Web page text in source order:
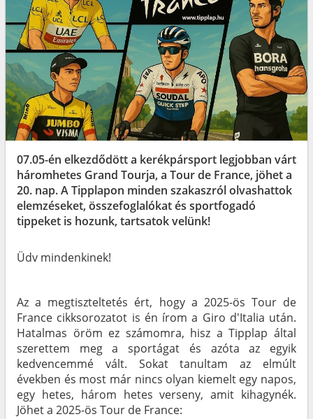
07.05-én elkezdődött a kerékpársport legjobban várt
háromhetes Grand Tourja, a Tour de France, jöhet a
20. nap. A Tipplapon minden szakaszról olvashattok
elemzéseket, összefoglalókat és sportfogadó
tippeket is hozunk, tartsatok velünk!
Üdv mindenkinek!
Az a megtiszteltetés ért, hogy a 2025-ös Tour de
France cikksorozatot is én írom a Giro d'Italia után.
Hatalmas öröm ez számomra, hisz a Tipplap által
szerettem meg a sportágat és azóta az egyik
kedvencemmé vált. Sokat tanultam az elmúlt
években és most már nincs olyan kiemelt egy napos,
egy hetes, három hetes verseny, amit kihagynék.
Jöhet a 2025-ös Tour de France: